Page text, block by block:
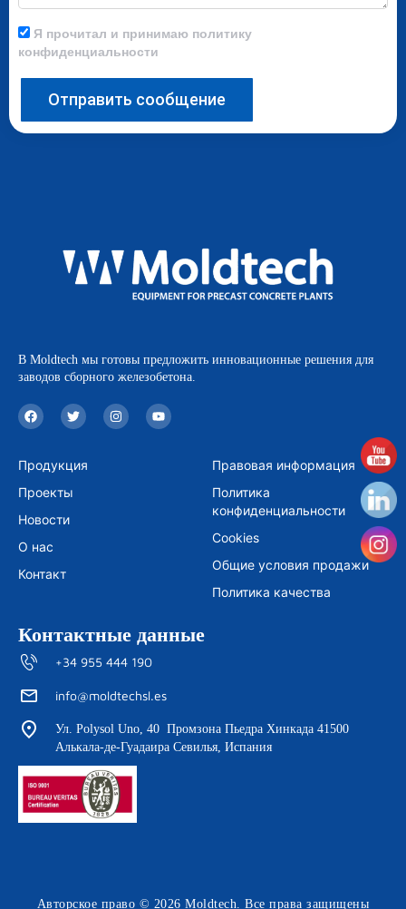
Я прочитал и принимаю политику
конфиденциальности
Отправить сообщение
В Moldtech мы готовы предложить инновационные решения для
заводов сборного железобетона.
F
a
c
b
o
k
T
w
i
t
e
I
n
s
Y
o
u
Продукция
Проекты
Новости
О нас
Контакт
Правовая информация
Политика
конфиденциальности
Cookies
Общие условия продажи
Политика качества
Контактные данные
+34 955 444 190
info@moldtechsl.es
Ул. Polysol Uno, 40 Промзона Пьедра Хинкада 41500
Алькала-де-Гуадаира Севилья, Испания
Авторское право © 2026 Moldtech. Все права защищены